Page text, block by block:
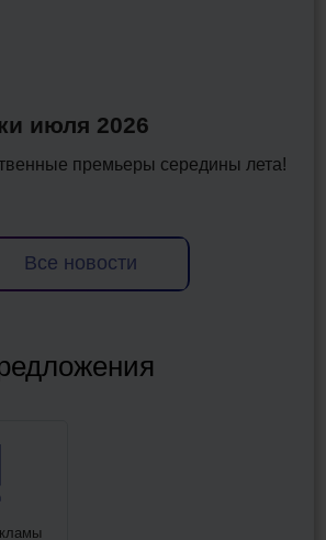
июля 2026
премьеры середины лета!
Все новости